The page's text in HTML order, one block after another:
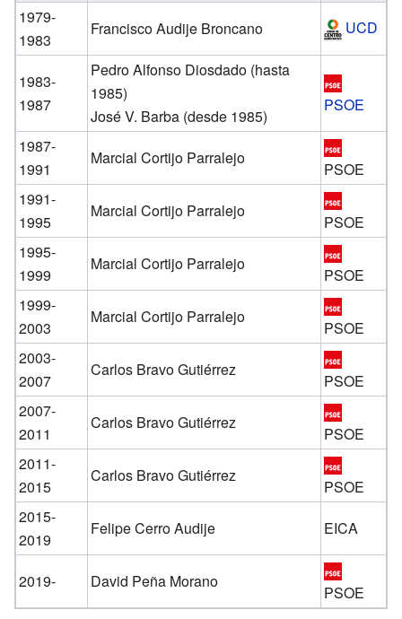
1979-
1983
Francisco Audije Broncano UCD
1983-
1987
Pedro Alfonso Diosdado (hasta
1985)
José V. Barba (desde 1985)
PSOE
1987-
1991
Marcial Cortijo Parralejo
PSOE
1991-
1995
Marcial Cortijo Parralejo
PSOE
1995-
1999
Marcial Cortijo Parralejo
PSOE
1999-
2003
Marcial Cortijo Parralejo
PSOE
2003-
2007
Carlos Bravo Gutiérrez
PSOE
2007-
2011
Carlos Bravo Gutiérrez
PSOE
2011-
2015
Carlos Bravo Gutiérrez
PSOE
2015-
2019
Felipe Cerro Audije EICA
2019- David Peña Morano
PSOE